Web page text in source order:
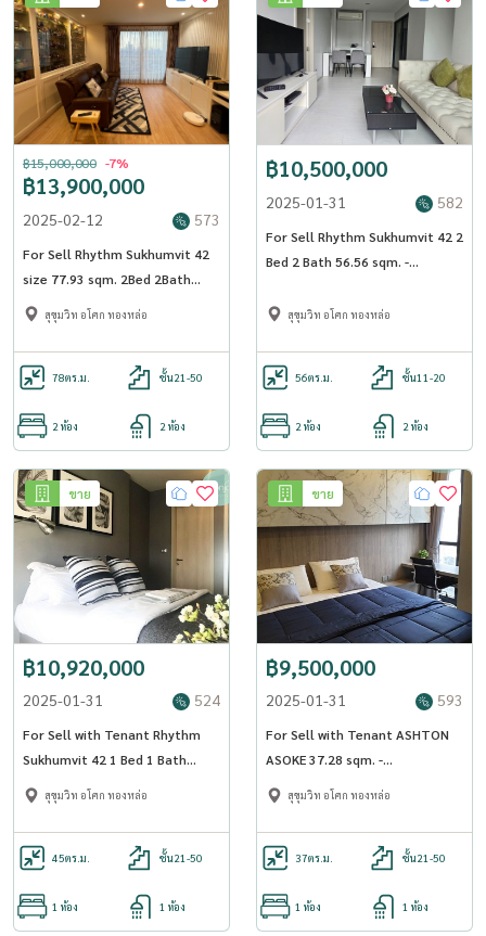
฿13,900,000
฿15,000,000 -7%
2025-02-12 573
For Sell Rhythm Sukhumvit 42
size 77.93 sqm. 2Bed 2Bath
27th Floor near BTS Ekkamai -
OJ_068_RT42
สุขุมวิท อโศก ทองหล่อ
78ตร.ม. ชั้น21-50
2 ห้อง 2 ห้อง
฿10,500,000
2025-01-31 582
For Sell Rhythm Sukhumvit 42 2
Bed 2 Bath 56.56 sqm. -
สุขุมวิท อโศก ทองหล่อ
56ตร.ม. ชั้น11-20
2 ห้อง 2 ห้อง
ขาย
฿10,920,000
2025-01-31 524
For Sell with Tenant Rhythm
Sukhumvit 42 1 Bed 1 Bath
44.93 sqm. - OJ_134_RT42
สุขุมวิท อโศก ทองหล่อ
45ตร.ม. ชั้น21-50
1 ห้อง 1 ห้อง
ขาย
฿9,500,000
2025-01-31 593
For Sell with Tenant ASHTON
ASOKE 37.28 sqm. -
OJ_142_ATAS
สุขุมวิท อโศก ทองหล่อ
37ตร.ม. ชั้น21-50
1 ห้อง 1 ห้อง